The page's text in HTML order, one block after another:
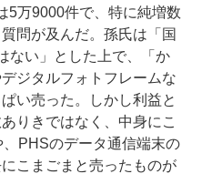
5万9000件で、特に純増数
問が及んだ。孫氏は「国
ない」とした上で、「か
ジタルフォトフレームな
い売った。しかし利益と
りきではなく、中身にこ
PHSのデータ通信端末の
こまごまと売ったものが